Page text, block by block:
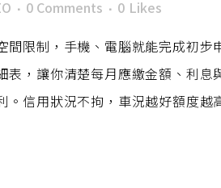
0 Comments 0 Likes
限制，手機、電腦就能完成初
表，讓你清楚每月應繳金額、利
。信用狀況不拘，車況越好額度